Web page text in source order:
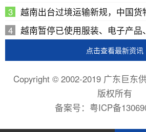
越南出台过境运输新规，中国货
越南暂停已使用服装、电子产品
点击查看最新资讯
Copyright © 2002-2019 广东巨东
版权所有
备案号： 粤ICP备